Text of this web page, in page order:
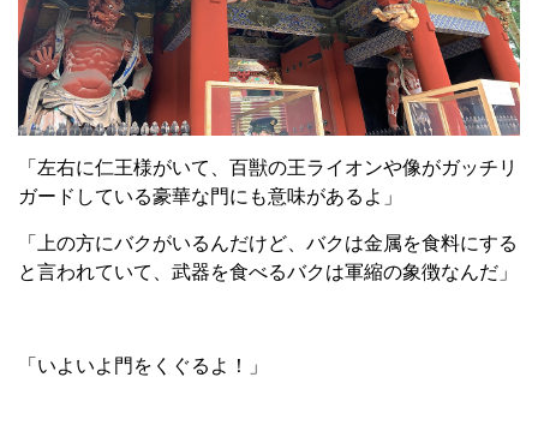
「左右に仁王様がいて、百獣の王ライオンや像がガッチリ
ガードしている豪華な門にも意味があるよ」
「上の方にバクがいるんだけど、バクは金属を食料にする
と言われていて、武器を食べるバクは軍縮の象徴なんだ」
「いよいよ門をくぐるよ！」